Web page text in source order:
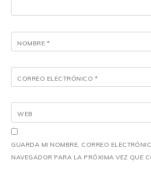
NOMBRE *
CORREO ELECTRÓNICO *
WEB
GUARDA MI NOMBRE, CORREO
NAVEGADOR PARA LA PRÓXIMA VEZ QUE